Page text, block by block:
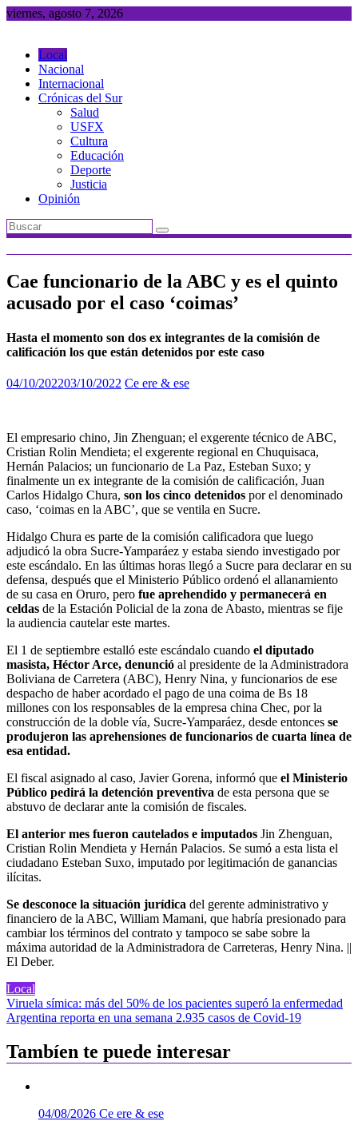
Saltar
viernes, agosto 7, 2026
Local
Nacional
Internacional
Crónicas del Sur
Salud
USFX
Cultura
Educación
Deporte
Justicia
Opinión
Cae funcionario de la ABC y es el quinto
acusado por el caso ‘coimas’
Hasta el momento son dos ex integrantes de la comisión de
calificación los que están detenidos por este caso
04/10/202203/10/2022 Ce ere & ese
El empresario chino, Jin Zhenguan; el exgerente técnico de ABC,
Cristian Rolin Mendieta; el exgerente regional en Chuquisaca,
Hernán Palacios; un funcionario de La Paz, Esteban Suxo; y
finalmente un ex integrante de la comisión de calificación, Juan
Carlos Hidalgo Chura, son los cinco detenidos por el denominado
caso, ‘coimas en la ABC’, que se ventila en Sucre.
Hidalgo Chura es parte de la comisión calificadora que luego
adjudicó la obra Sucre-Yamparáez y estaba siendo investigado por
este escándalo. En las últimas horas llegó a Sucre para declarar en su
defensa, después que el Ministerio Público ordenó el allanamiento
de su casa en Oruro, pero fue aprehendido y permanecerá en
celdas de la Estación Policial de la zona de Abasto, mientras se fije
la audiencia cautelar este martes.
El 1 de septiembre estalló este escándalo cuando el diputado
masista, Héctor Arce, denunció al presidente de la Administradora
Boliviana de Carretera (ABC), Henry Nina, y funcionarios de ese
despacho de haber acordado el pago de una coima de Bs 18
millones con los responsables de la empresa china Chec, por la
construcción de la doble vía, Sucre-Yamparáez, desde entonces se
produjeron las aprehensiones de funcionarios de cuarta línea de
esa entidad.
El fiscal asignado al caso, Javier Gorena, informó que el Ministerio
Público pedirá la detención preventiva de esta persona que se
abstuvo de declarar ante la comisión de fiscales.
El anterior mes fueron cautelados e imputados Jin Zhenguan,
Cristian Rolin Mendieta y Hernán Palacios. Se sumó a esta lista el
ciudadano Esteban Suxo, imputado por legitimación de ganancias
ilícitas.
Se desconoce la situación jurídica del gerente administrativo y
financiero de la ABC, William Mamani, que habría presionado para
cambiar los términos del contrato y tampoco se sabe sobre la
máxima autoridad de la Administradora de Carreteras, Henry Nina. ||
El Deber.
Local
Navegación
de
entradas
Viruela símica: más del 50% de los pacientes superó la enfermedad
Argentina reporta en una semana 2.935 casos de Covid-19
Tambíen te puede interesar
04/08/2026 Ce ere & ese